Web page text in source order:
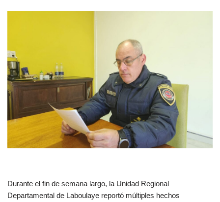
Durante el fin de semana largo, la Unidad Regional
Departamental de Laboulaye reportó múltiples hechos